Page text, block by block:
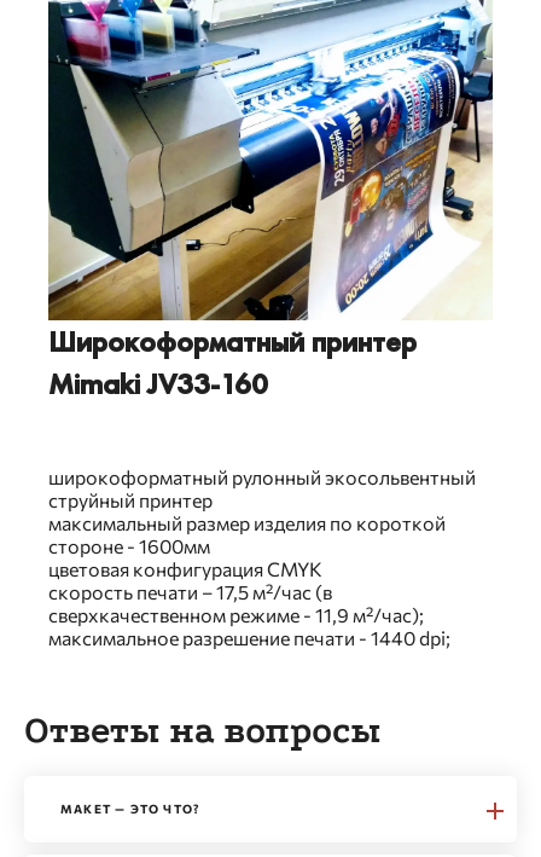
Широкоформатный принтер
Mimaki JV33-160
широкоформатный рулонный экосольвентный
струйный принтер
максимальный размер изделия по короткой
стороне - 1600мм
цветовая конфигурация CMYK
скорость печати – 17,5 м²/час (в
сверхкачественном режиме - 11,9 м²/час);
максимальное разрешение печати - 1440 dpi;
Ответы на вопросы
МАКЕТ — ЭТО ЧТО?